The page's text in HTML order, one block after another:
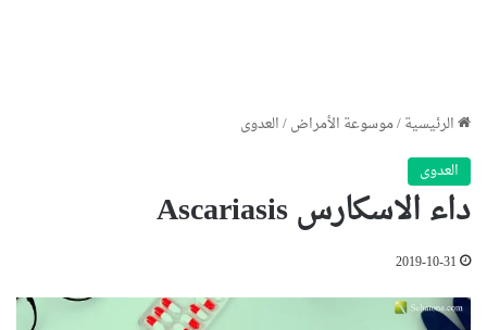
الرئيسية/موسوعة الأمراض/العدوى
العدوى
داء الاسكارس Ascariasis
2019-10-31